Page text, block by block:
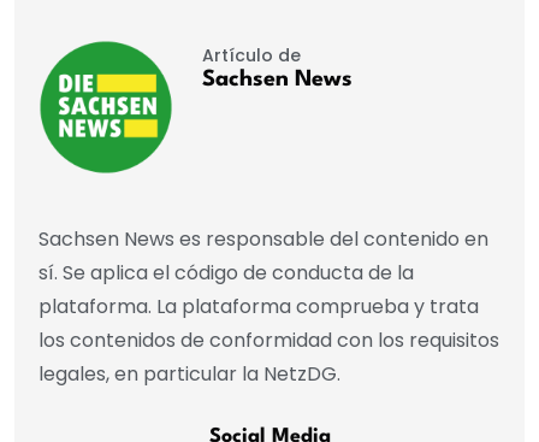
Artículo de
Sachsen News
Sachsen News es responsable del contenido en
sí. Se aplica el código de conducta de la
plataforma. La plataforma comprueba y trata
los contenidos de conformidad con los requisitos
legales, en particular la NetzDG.
Social Media